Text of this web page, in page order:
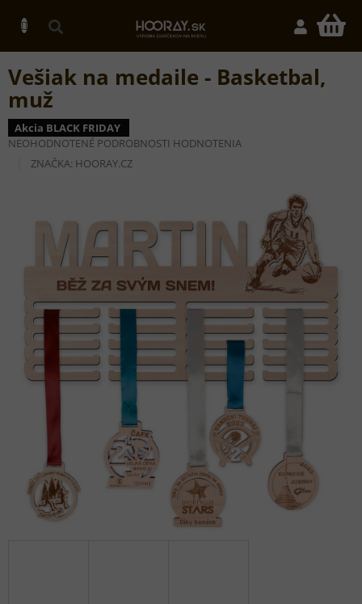
obsah
Vešiak na medaile - Basketbal,
muž
Akcia BLACK FRIDAY
PRIEMERNÉ
HODNOTENIE
PRODUKTU
HVIEZDIČIEK.
NEOHODNOTENÉ PODROBNOSTI HODNOTENIA
ZNAČKA: HOORAY.CZ